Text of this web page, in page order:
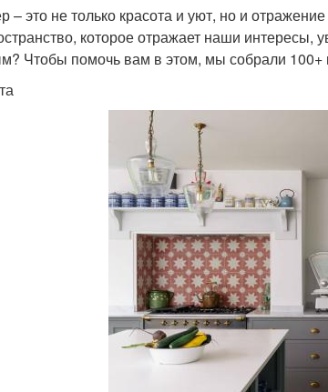
– это не только красота и уют, но и
которое отражает наши интересы,
Чтобы помочь вам в этом, мы собрали 100+